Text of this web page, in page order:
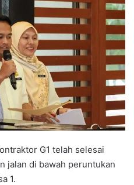
G1 telah selesai
jalan di bawah peruntukan
1.